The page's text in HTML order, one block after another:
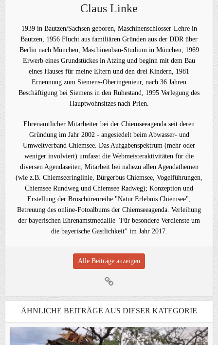
Claus Linke
1939 in Bautzen/Sachsen geboren, Maschinenschlosser-Lehre in
Bautzen, 1956 Flucht aus familiären Gründen aus der DDR über
Berlin nach München, Maschinenbau-Studium in München, 1969
Erwerb eines Grundstückes in Atzing und beginn mit dem Bau
eines Hauses für meine Eltern und den drei Kindern, 1981
Ernennung zum Siemens-Oberingenieur, nach 36 Jahren
Beschäftigung bei Siemens in den Ruhestand, 1995 Verlegung des
Hauptwohnsitzes nach Prien.
Ehrenamtlicher Mitarbeiter bei der Chiemseeagenda seit deren
Gründung im Jahr 2002 - angesiedelt beim Abwasser- und
Umweltverband Chiemsee. Das Aufgabenspektrum (mehr oder
weniger involviert) umfasst die Webmeisteraktivitäten für die
diversen Agendaseiten; Mitarbeit bei nahezu allen Agendathemen
(wie z.B. Chiemseeringlinie, Bürgerbus Chiemsee, Vogelführungen,
Chiemsee Rundweg und Chiemsee Radweg); Konzeption und
Erstellung der Broschürenreihe "Natur.Erlebnis.Chiemsee";
Betreuung des online-Fotoalbums der Chiemseeagenda. Verleihung
der bayerischen Ehrenamstmedaille "Für besondere Verdienste um
die bayerische Gastlichkeit" im Jahr 2017.
Alle Beiträge anzeigen
ÄHNLICHE BEITRÄGE AUS DIESER KATEGORIE